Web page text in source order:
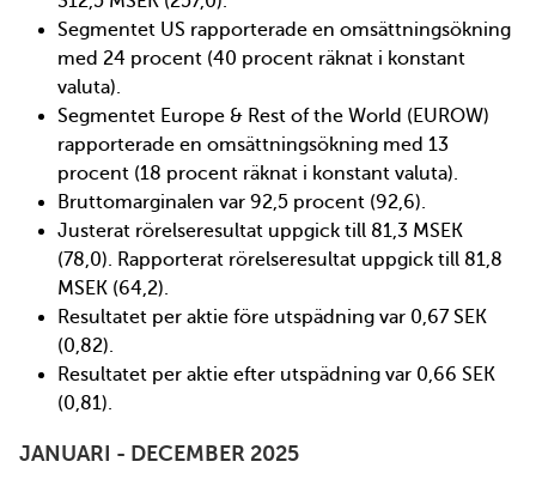
Segmentet US rapporterade en omsättningsökning
med 24 procent (40 procent räknat i konstant
valuta).
Segmentet Europe & Rest of the World (EUROW)
rapporterade en omsättningsökning med 13
procent (18 procent räknat i konstant valuta).
Bruttomarginalen var 92,5 procent (92,6).
Justerat rörelseresultat uppgick till 81,3 MSEK
(78,0). Rapporterat rörelseresultat uppgick till 81,8
MSEK (64,2).
Resultatet per aktie före utspädning var 0,67 SEK
(0,82).
Resultatet per aktie efter utspädning var 0,66 SEK
(0,81).
JANUARI - DECEMBER 2025